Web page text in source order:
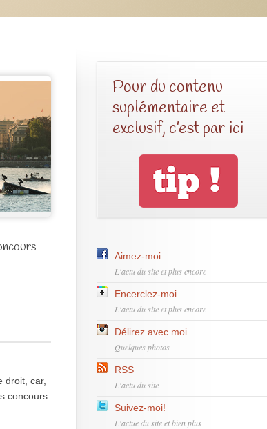
droit, car,
concours
Pour du contenu
suplémentaire et
exclusif, c’est par ici
Aimez-moi
L'actu du site et plus encore
Encerclez-moi
L'actu du site et plus encore
Délirez avec moi
Quelques photos
RSS
L'actu du site
Suivez-moi!
L'actue du site et bien plus